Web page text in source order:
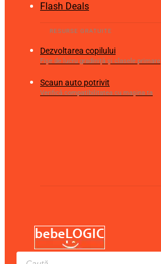
Flash Deals
Dezvoltarea copilului
Fișe de lucru gradiniță și clasele primare
Scaun auto potrivit
Verifică compatibilitatea cu mașina ta
Products